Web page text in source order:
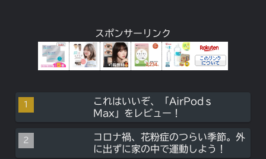
スポンサーリンク
これはいいぞ、「AirPodｓ
Max」をレビュー！
コロナ禍、花粉症のつらい季節。外
に出ずに家の中で運動しよう！